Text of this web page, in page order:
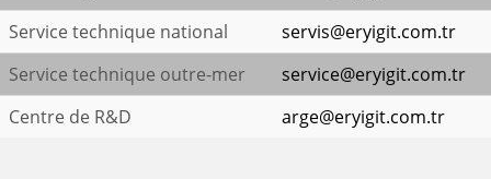
Service technique national
servis@eryigit.com.tr
Service technique outre-mer
service@eryigit.com.tr
Centre de R&D
arge@eryigit.com.tr